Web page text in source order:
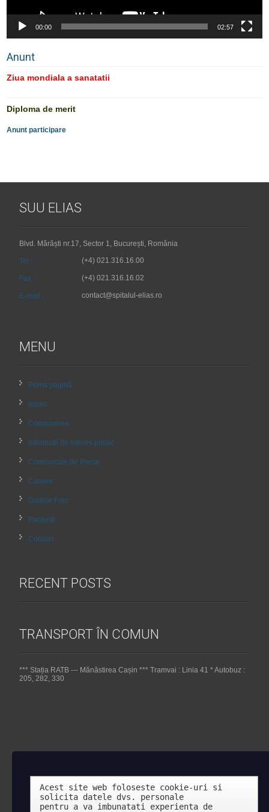
00:00 02:57
Anunt
Ziua mondiala a sanatatii
Diploma de merit
Anunt participare
SUU ELIAS
Blvd. Mărăști nr.17, Sector 1, București, România
Tel : (+4) 021.316.16.00
Fax : (+4) 021.316.16.02
E-mail : contact@spitalul-elias.ro
MENU
Prima pagină
Istoric
Conducerea
Informații de interes public
Comunicate de Presa
Cariere
Galerie Foto
Pacienti
Contact
RECENT POSTS
TRANSPORT ÎN COMUN
*** Stația RATB --- Mănăstirea Cașin *** Tramvai : Linia 41 * Autobuz :
205, 282, 330
Acest site web foloseste cookie-uri si
solicita datele dvs. personale
pentru a va imbunatati experienta de